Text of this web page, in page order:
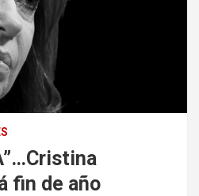
fin de año